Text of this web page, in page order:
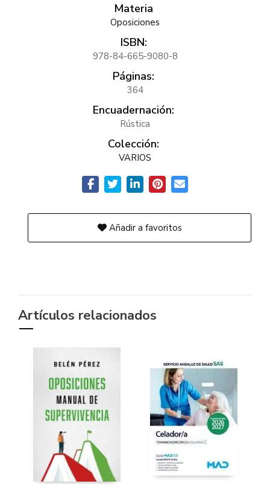
Materia
Oposiciones
ISBN:
978-84-665-9080-8
Páginas:
364
Encuadernación:
Rústica
Colección:
VARIOS
Añadir a favoritos
Artículos relacionados